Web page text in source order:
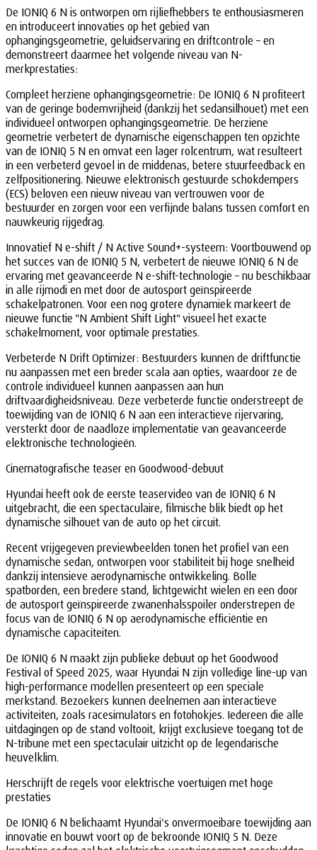
De IONIQ 6 N is ontworpen om rijliefhebbers te enthousiasmeren
en introduceert innovaties op het gebied van
ophangingsgeometrie, geluidservaring en driftcontrole – en
demonstreert daarmee het volgende niveau van N-
merkprestaties:
Compleet herziene ophangingsgeometrie: De IONIQ 6 N profiteert
van de geringe bodemvrijheid (dankzij het sedansilhouet) met een
individueel ontworpen ophangingsgeometrie. De herziene
geometrie verbetert de dynamische eigenschappen ten opzichte
van de IONIQ 5 N en omvat een lager rolcentrum, wat resulteert
in een verbeterd gevoel in de middenas, betere stuurfeedback en
zelfpositionering. Nieuwe elektronisch gestuurde schokdempers
(ECS) beloven een nieuw niveau van vertrouwen voor de
bestuurder en zorgen voor een verfijnde balans tussen comfort en
nauwkeurig rijgedrag.
Innovatief N e-shift / N Active Sound+-systeem: Voortbouwend op
het succes van de IONIQ 5 N, verbetert de nieuwe IONIQ 6 N de
ervaring met geavanceerde N e-shift-technologie – nu beschikbaar
in alle rijmodi en met door de autosport geïnspireerde
schakelpatronen. Voor een nog grotere dynamiek markeert de
nieuwe functie "N Ambient Shift Light" visueel het exacte
schakelmoment, voor optimale prestaties.
Verbeterde N Drift Optimizer: Bestuurders kunnen de driftfunctie
nu aanpassen met een breder scala aan opties, waardoor ze de
controle individueel kunnen aanpassen aan hun
driftvaardigheidsniveau. Deze verbeterde functie onderstreept de
toewijding van de IONIQ 6 N aan een interactieve rijervaring,
versterkt door de naadloze implementatie van geavanceerde
elektronische technologieën.
Cinematografische teaser en Goodwood-debuut
Hyundai heeft ook de eerste teaservideo van de IONIQ 6 N
uitgebracht, die een spectaculaire, filmische blik biedt op het
dynamische silhouet van de auto op het circuit.
Recent vrijgegeven previewbeelden tonen het profiel van een
dynamische sedan, ontworpen voor stabiliteit bij hoge snelheid
dankzij intensieve aerodynamische ontwikkeling. Bolle
spatborden, een bredere stand, lichtgewicht wielen en een door
de autosport geïnspireerde zwanenhalsspoiler onderstrepen de
focus van de IONIQ 6 N op aerodynamische efficiëntie en
dynamische capaciteiten.
De IONIQ 6 N maakt zijn publieke debuut op het Goodwood
Festival of Speed 2025, waar Hyundai N zijn volledige line-up van
high-performance modellen presenteert op een speciale
merkstand. Bezoekers kunnen deelnemen aan interactieve
activiteiten, zoals racesimulators en fotohokjes. Iedereen die alle
uitdagingen op de stand voltooit, krijgt exclusieve toegang tot de
N-tribune met een spectaculair uitzicht op de legendarische
heuvelklim.
Herschrijft de regels voor elektrische voertuigen met hoge
prestaties
De IONIQ 6 N belichaamt Hyundai's onvermoeibare toewijding aan
innovatie en bouwt voort op de bekroonde IONIQ 5 N. Deze